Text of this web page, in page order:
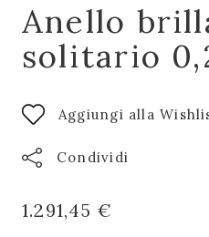
Anello
solitario
Aggiungi alla
Condividi
1.291,45 €